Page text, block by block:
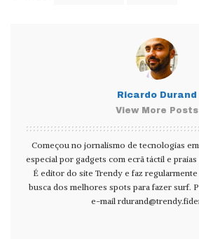
Ricardo Durand
View More Posts
Começou no jornalismo de tecnologias
especial por gadgets com ecrã táctil e
É editor do site Trendy e faz
busca dos melhores spots para fazer surf.
e-mail